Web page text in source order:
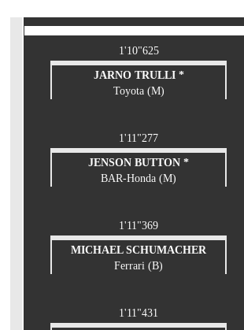
1'10"625
JARNO TRULLI *
Toyota (M)
1'11"277
JENSON BUTTON *
BAR-Honda (M)
1'11"369
MICHAEL SCHUMACHER
Ferrari (B)
1'11"431